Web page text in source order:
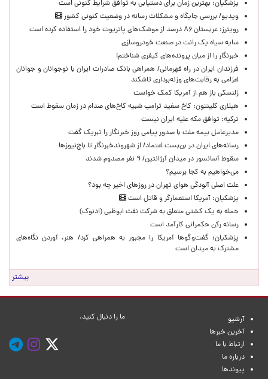
پزشکیان‌: بهترین زمان برای دستیابی به توافق شرایط کنونی است
ویدیو/ بررسی جایگاه و مشکلات رسانه در وضعیت کنونی کشور
رویترز: عربستان ۸۶ درصد از موشک‌های پاتریوت خود را استفاده کرده است
سایه سیاه یک رانت در صنعت خودروسازی
خبرنگار را از میان پرونده‌های کیفری شناختم!
​فرزندان ایران در راه قهرمانی/ همراهی بانک صادرات ایران با نوجوانان و جوانان
اعزامی به رقابت‌های وزنه‌برداری تاشکند
زلنسکی باز هم از آمریکا کمک خواست
هیلاری کلینتون: کاخ سفید ترامپ شبیه کاخ‌های صدام در زمان سقوط است
ترکیه: توافق مکه علیه ایران نیست
مدیرعامل بیمه ملت با صدور پیامی روز خبرنگار را تبریک گفت
رسانه‌های ایران در بن‌بست اعتماد/ از شهروندخبرنگار تا باج‌نیوزها
سقوط آسانسور در میدان آرژانتین/ ۹ نفر مصدوم شدند
می‌خواهیم به کجا برسیم؟
علت اصلی آلودگی هوای تهران در روزهای اخیر چه بود؟
پزشکیان: آمریکا استعمارگر و قاتل است
حمله به یک کشتی متعلق به شرکت نفت ابوظبی (ادنوک)
رسانه رکن حکمرانی کارآمد است
پزشکیان: گفت‌وگوها آمریکا را مجبور به همراهی کرد/ هنر، آوردن نگاه‌های
مشترک به میدان است
بیشتر
آرشیو
آخرین خبرها
ارتباط با ما
درباره ما
پیوندها
ما را دنبال کنید.